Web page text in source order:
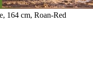
164 cm, Roan-Red